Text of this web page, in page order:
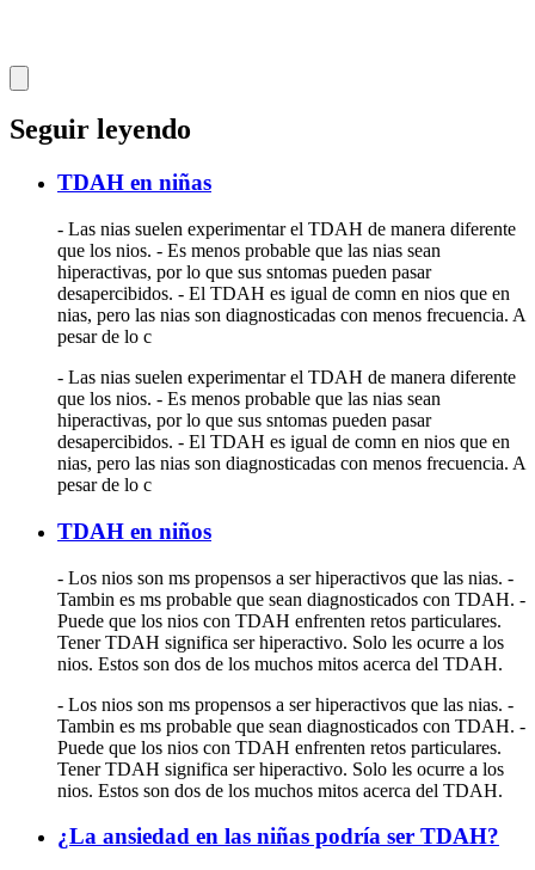
Seguir leyendo
TDAH en niñas
- Las nias suelen experimentar el TDAH de manera diferente
que los nios. - Es menos probable que las nias sean
hiperactivas, por lo que sus sntomas pueden pasar
desapercibidos. - El TDAH es igual de comn en nios que en
nias, pero las nias son diagnosticadas con menos frecuencia. A
pesar de lo c
- Las nias suelen experimentar el TDAH de manera diferente
que los nios. - Es menos probable que las nias sean
hiperactivas, por lo que sus sntomas pueden pasar
desapercibidos. - El TDAH es igual de comn en nios que en
nias, pero las nias son diagnosticadas con menos frecuencia. A
pesar de lo c
TDAH en niños
- Los nios son ms propensos a ser hiperactivos que las nias. -
Tambin es ms probable que sean diagnosticados con TDAH. -
Puede que los nios con TDAH enfrenten retos particulares.
Tener TDAH significa ser hiperactivo. Solo les ocurre a los
nios. Estos son dos de los muchos mitos acerca del TDAH.
- Los nios son ms propensos a ser hiperactivos que las nias. -
Tambin es ms probable que sean diagnosticados con TDAH. -
Puede que los nios con TDAH enfrenten retos particulares.
Tener TDAH significa ser hiperactivo. Solo les ocurre a los
nios. Estos son dos de los muchos mitos acerca del TDAH.
¿La ansiedad en las niñas podría ser TDAH?